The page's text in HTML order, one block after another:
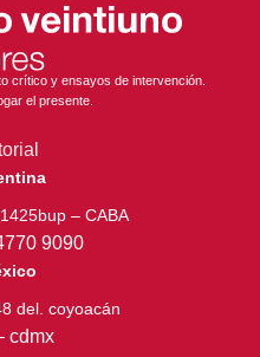
crítico y ensayos de intervención.
el presente.
– CABA
9090
del. coyoacán
cdmx